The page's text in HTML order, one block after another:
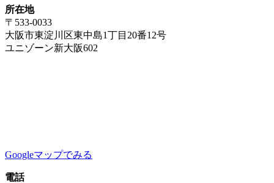
ョ
ン
所在地
〒533-0033
大阪市東淀川区東中島1丁目20番12号
ユニゾーン新大阪602
Googleマップでみる
電話